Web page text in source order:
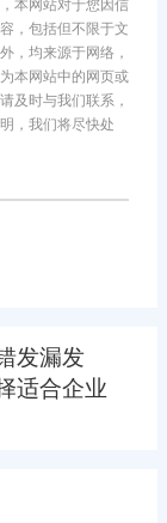
本网站对于您因信
，包括但不限于文
，均来源于网络，
本网站中的网页或
及时与我们联系，
，我们将尽快处
发漏发
适合企业